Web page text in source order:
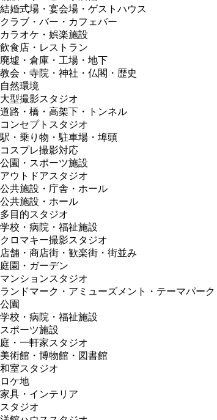
結婚式場・宴会場・ゲストハウス
クラブ・バー・カフェバー
カラオケ・娯楽施設
飲食店・レストラン
廃墟・倉庫・工場・地下
教会・寺院・神社・仏閣・歴史
自然環境
大型撮影スタジオ
道路・橋・高架下・トンネル
コンセプトスタジオ
駅・乗り物・駐車場・埠頭
コスプレ撮影対応
公園・スポーツ施設
アウトドアスタジオ
公共施設・庁舎・ホール
公共施設・ホール
多目的スタジオ
学校・病院・福祉施設
クロマキー撮影スタジオ
店舗・商店街・歓楽街・街並み
庭園・ガーデン
マンションスタジオ
ランドマーク・アミューズメント・テーマパーク
公園
学校・病院・福祉施設
スポーツ施設
庭・一軒家スタジオ
美術館・博物館・図書館
和室スタジオ
ロケ地
家具・インテリア
スタジオ